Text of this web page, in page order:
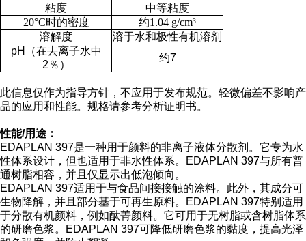
粘度
中等粘度
20°C时的密度
约1.04 g/cm³
溶解度
溶于水和极性有机溶剂
pH（在去离子水中
2％）
约7
此信息仅作为指导方针，不应用于发布规范。 轻微偏差不影响产
品的应用和性能。 规格请参考分析证明书。
性能/用途：
EDAPLAN 397是一种用于颜料的非离子液体分散剂。它专为水
性体系设计，但也适用于非水性体系。EDAPLAN 397与所有普
通树脂相容，并且仅显示出低泡倾向。
EDAPLAN 397适用于与食品间接接触的涂料。此外，其成分可
生物降解，并且部分基于可再生原料。EDAPLAN 397特别适用
于分散有机颜料，例如酞菁颜料。它可用于无树脂或含树脂体系
的研磨色浆。EDAPLAN 397可降低研磨色浆的黏度，提高光泽